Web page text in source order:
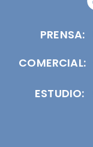
PRENSA:
COMERCIAL:
ESTUDIO: